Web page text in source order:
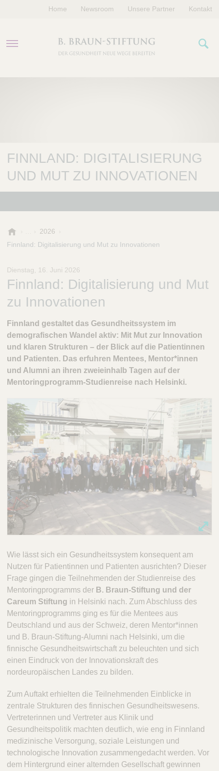
ÜBER UNS
Home Newsroom Unsere Partner Kontakt
FINNLAND: DIGITALISIERUNG
UND MUT ZU INNOVATIONEN
a
u
t
i
f
n
g
2026
Finnland: Digitalisierung und Mut zu Innovationen
Dienstag, 16. Juni 2026
Finnland: Digitalisierung und Mut
zu Innovationen
Finnland gestaltet das Gesundheitssystem im
demografischen Wandel aktiv: Mit Mut zur Innovation
und klaren Strukturen – der Blick auf die Patientinnen
und Patienten. Das erfuhren Mentees, Mentor*innen
und Alumni an ihren zweieinhalb Tagen auf der
Mentoringprogramm-Studienreise nach Helsinki.
Wie lässt sich ein Gesundheitssystem konsequent am
Nutzen für Patientinnen und Patienten ausrichten? Dieser
Frage gingen die Teilnehmenden der Studienreise des
Mentoringprogramms der B. Braun-Stiftung und der
Careum Stiftung in Helsinki nach. Zum Abschluss des
Mentoringprogramms ging es für die Mentees aus
Deutschland und aus der Schweiz, deren Mentor*innen
und B. Braun-Stiftung-Alumni nach Helsinki, um die
finnische Gesundheitswirtschaft zu beleuchten und sich
einen Eindruck von der Innovationskraft des
nordeuropäischen Landes zu bilden.
Zum Auftakt erhielten die Teilnehmenden Einblicke in
zentrale Strukturen des finnischen Gesundheitswesens.
Vertreterinnen und Vertreter aus Klinik und
Gesundheitspolitik machten deutlich, wie eng in Finnland
medizinische Versorgung, soziale Leistungen und
technologische Innovation zusammengedacht werden. Vor
dem Hintergrund einer alternden Gesellschaft gewinnen